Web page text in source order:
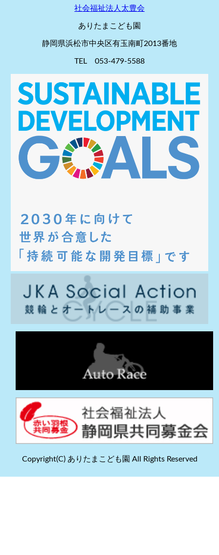
社会福祉法人太豊会
ありたまこども園
静岡県浜松市中央区有玉南町2013番地
TEL 053-479-5588
Copyright(C) ありたまこども園 All Rights Reserved